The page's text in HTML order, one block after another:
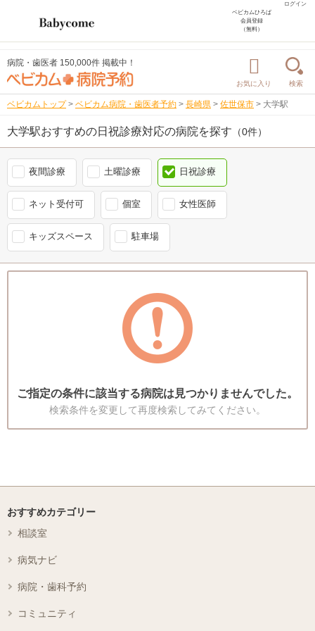
ログイン
ベビカムひろば
会員登録
（無料）
病院・歯医者 150,000件 掲載中！
お気に入り 検索
ベビカムトップ > ベビカム病院・歯医者予約 > 長崎県 > 佐世保市 > 大学駅
大学駅おすすめの日祝診療対応の病院を探す （0件）
夜間診療 土曜診療 日祝診療
ネット受付可 個室 女性医師
キッズスペース 駐車場
ご指定の条件に該当する病院は見つかりませんでした。
検索条件を変更して再度検索してみてください。
おすすめカテゴリー
相談室
病気ナビ
病院・歯科予約
コミュニティ